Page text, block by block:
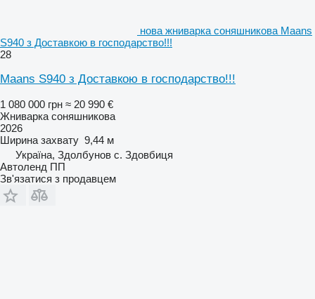
нова жниварка соняшникова Maans
S940 з Доставкою в господарство!!!
28
Maans S940 з Доставкою в господарство!!!
1 080 000 грн ≈ 20 990 €
Жниварка соняшникова
2026
Ширина захвату 9,44 м
Україна, Здолбунов с. Здовбиця
Автоленд ПП
Зв'язатися з продавцем